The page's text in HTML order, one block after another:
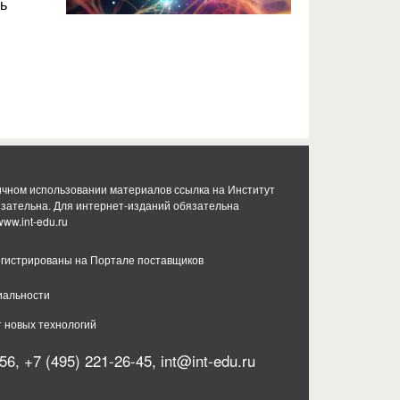
использовании материалов ссылка на Институт
Для интернет-изданий обязательна
edu.ru
на Портале поставщиков
технологий
+7 (495) 221-26-45, int@int-edu.ru